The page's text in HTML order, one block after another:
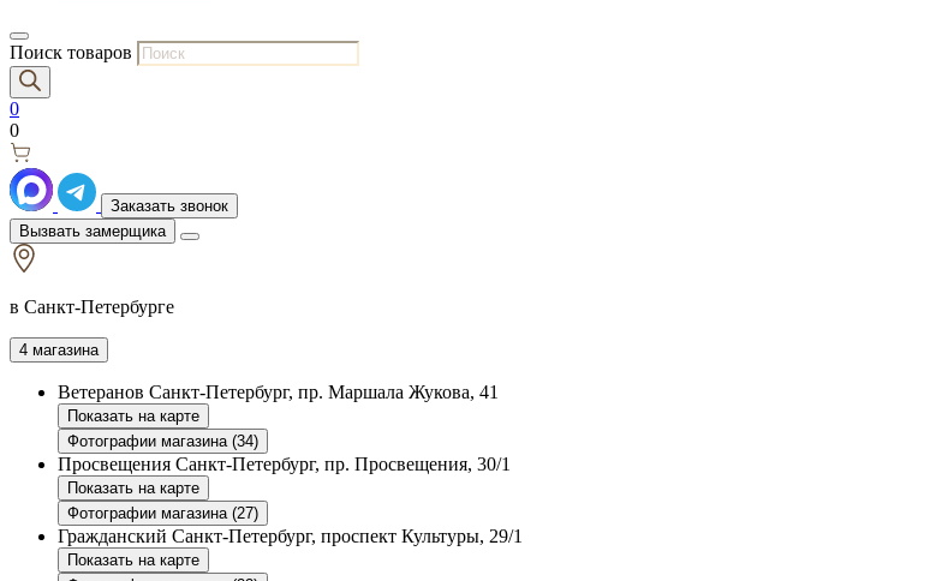
Поиск товаров
0
0
Заказать звонок
Вызвать замерщика
в Санкт-Петербурге
4 магазина
Ветеранов Санкт-Петербург, пр. Маршала Жукова, 41
Показать на карте
Фотографии магазина (34)
Просвещения Санкт-Петербург, пр. Просвещения, 30/1
Показать на карте
Фотографии магазина (27)
Гражданский Санкт-Петербург, проспект Культуры, 29/1
Показать на карте